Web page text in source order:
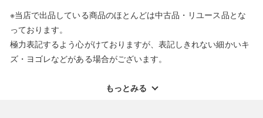
返品・交換について
※当店で出品している商品のほとんどは中古品・リユース品とな
っております。
極力表記するよう心がけておりますが、表記しきれない細かいキ
ズ・ヨゴレなどがある場合がございます。
もっとみる